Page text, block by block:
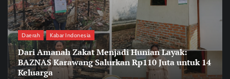
Daerah Kabar Indonesia
Dari Amanah Zakat Menjadi Hunian Layak:
BAZNAS Karawang Salurkan Rp110 Juta untuk 14
Keluarga